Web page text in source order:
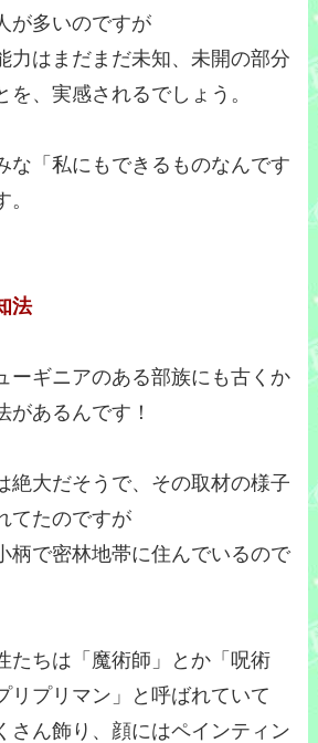
が多いのですが
はまだまだ未知、未開の部分
を、実感されるでしょう。
「私にもできるものなんです
法
ーギニアのある部族にも古くか
があるんです！
絶大だそうで、その取材の様子
てたのですが
柄で密林地帯に住んでいるので
たちは「魔術師」とか「呪術
リプリマン」と呼ばれていて
さん飾り、顔にはペインティン